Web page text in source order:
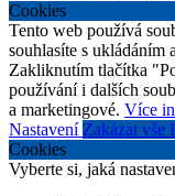
Cookies
Tento web používá
souhlasíte s ukládáním
Zakliknutím tlačítka
používání i dalších
a marketingové. Více
Nastavení Zakázat vše
Cookies
Vyberte si, jaká